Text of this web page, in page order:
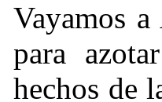
Vayamos
para
hechos de